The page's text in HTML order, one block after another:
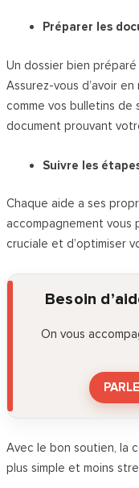
Préparer les
Un dossier bien
Assurez-vous d’avoir
comme vos bulletins de
document prouvant
Suivre les
Chaque aide a ses
accompagnement
cruciale et d’optimiser
Besoin
On vous
Avec le bon soutien, la
plus simple et moins